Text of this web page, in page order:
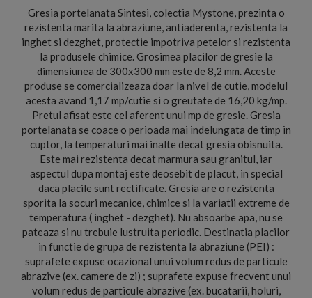
Gresia portelanata Sintesi, colectia Mystone, prezinta o
rezistenta marita la abraziune, antiaderenta, rezistenta la
inghet si dezghet, protectie impotriva petelor si rezistenta
la produsele chimice. Grosimea placilor de gresie la
dimensiunea de 300x300 mm este de 8,2 mm. Aceste
produse se comercializeaza doar la nivel de cutie, modelul
acesta avand 1,17 mp/cutie si o greutate de 16,20 kg/mp.
Pretul afisat este cel aferent unui mp de gresie. Gresia
portelanata se coace o perioada mai indelungata de timp in
cuptor, la temperaturi mai inalte decat gresia obisnuita.
Este mai rezistenta decat marmura sau granitul, iar
aspectul dupa montaj este deosebit de placut, in special
daca placile sunt rectificate. Gresia are o rezistenta
sporita la socuri mecanice, chimice si la variatii extreme de
temperatura ( inghet - dezghet). Nu absoarbe apa, nu se
pateaza si nu trebuie lustruita periodic. Destinatia placilor
in functie de grupa de rezistenta la abraziune (PEI) :
suprafete expuse ocazional unui volum redus de particule
abrazive (ex. camere de zi) ; suprafete expuse frecvent unui
volum redus de particule abrazive (ex. bucatarii, holuri,